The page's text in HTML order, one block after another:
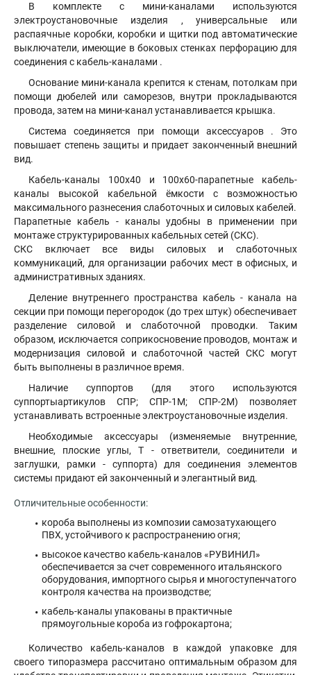
В комплекте с мини-каналами используются
электроустановочные изделия , универсальные или
распаячные коробки, коробки и щитки под автоматические
выключатели, имеющие в боковых стенках перфорацию для
соединения с кабель-каналами .
Основание мини-канала крепится к стенам, потолкам при
помощи дюбелей или саморезов, внутри прокладываются
провода, затем на мини-канал устанавливается крышка.
Система соединяется при помощи аксессуаров . Это
повышает степень защиты и придает законченный внешний
вид.
Кабель-каналы 100х40 и 100х60-парапетные кабель-
каналы высокой кабельной ёмкости с возможностью
максимального разнесения слаботочных и силовых кабелей.
Парапетные кабель - каналы удобны в применении при
монтаже структурированных кабельных сетей (СКС).
СКС включает все виды силовых и слаботочных
коммуникаций, для организации рабочих мест в офисных, и
административных зданиях.
Деление внутреннего пространства кабель - канала на
секции при помощи перегородок (до трех штук) обеспечивает
разделение силовой и слаботочной проводки. Таким
образом, исключается соприкосновение проводов, монтаж и
модернизация силовой и слаботочной частей СКС могут
быть выполнены в различное время.
Наличие суппортов (для этого используются
суппортыартикулов СПР; СПР-1М; СПР-2М) позволяет
устанавливать встроенные электроустановочные изделия.
Необходимые аксессуары (изменяемые внутренние,
внешние, плоские углы, Т - ответвители, соединители и
заглушки, рамки - суппорта) для соединения элементов
системы придают ей законченный и элегантный вид.
Отличительные особенности:
короба выполнены из композии самозатухающего
ПВХ, устойчивого к распространению огня;
высокое качество кабель-каналов «РУВИНИЛ»
обеспечивается за счет современного итальянского
оборудования, импортного сырья и многоступенчатого
контроля качества на производстве;
кабель-каналы упакованы в практичные
прямоугольные короба из гофрокартона;
Количество кабель-каналов в каждой упаковке для
своего типоразмера рассчитано оптимальным образом для